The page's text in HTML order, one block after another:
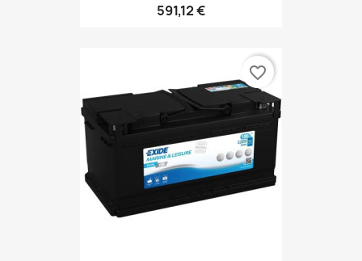
591,12 €
favorite_border